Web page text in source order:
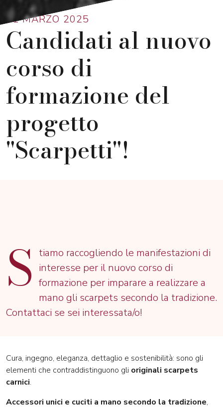
11 MARZO 2025
Candidati al nuovo
corso di
formazione del
progetto
"Scarpetti"!
S tiamo raccogliendo le manifestazioni di
interesse per il nuovo corso di
formazione per imparare a realizzare a
mano gli scarpets secondo la tradizione.
Contattaci se sei interessata/o!
Cura, ingegno, eleganza, dettaglio e sostenibilità: sono gli
elementi che contraddistinguono gli originali scarpets
carnici.
Accessori unici e cuciti a mano secondo la tradizione,